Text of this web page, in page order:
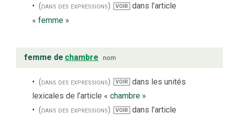
(dans des expressions)
VOIR dans l’article
« femme »
femme de chambre nom
(dans des expressions) VOIR
dans les unités
lexicales de l’article « chambre »
(dans des expressions)
VOIR
dans l’article